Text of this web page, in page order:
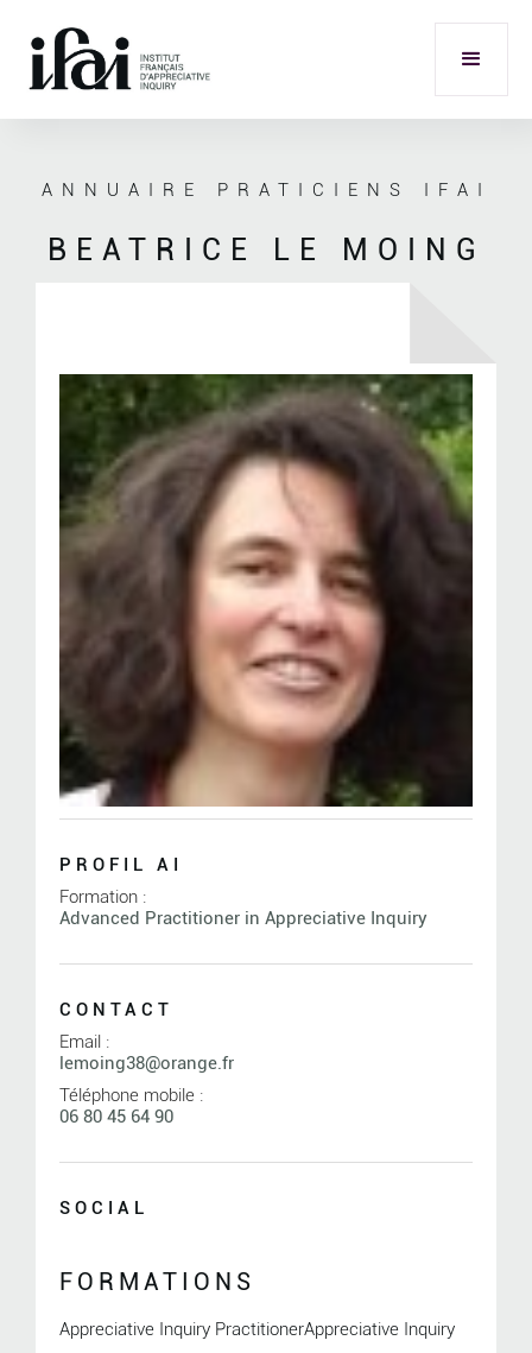
ANNUAIRE PRATICIENS IFAI
BEATRICE LE MOING
PROFIL AI
Formation :
Advanced Practitioner in Appreciative Inquiry
CONTACT
Email :
lemoing38@orange.fr
Téléphone mobile :
06 80 45 64 90
SOCIAL
FORMATIONS
Appreciative Inquiry PractitionerAppreciative Inquiry